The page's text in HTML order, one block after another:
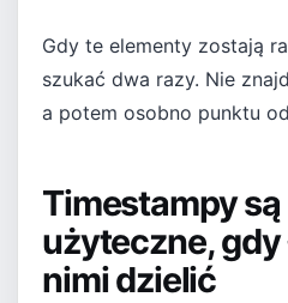
Gdy te elementy zostają
szukać dwa razy. Nie
a potem osobno punktu
Timestampy
użyteczne, gdy
nimi dzielić